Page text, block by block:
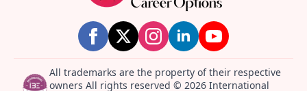
All trademarks are the property of their respective
owners All rights reserved © 2026 International